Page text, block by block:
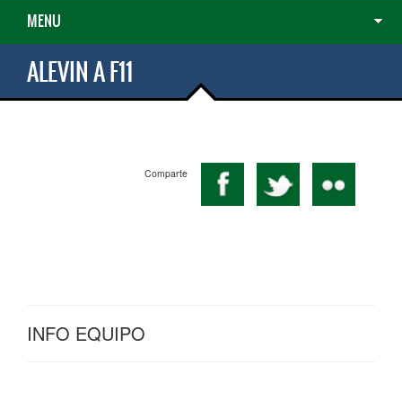
MENU
ALEVIN A F11
Comparte
INFO EQUIPO